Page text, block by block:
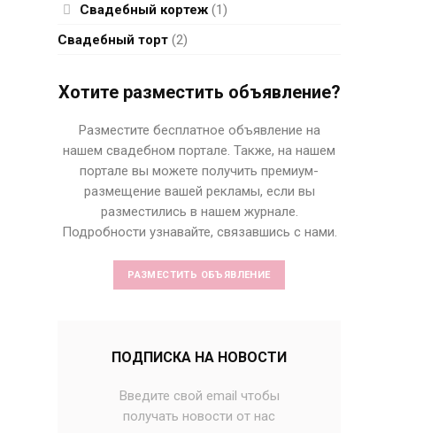
Свадебный кортеж (1)
Свадебный торт (2)
Хотите разместить объявление?
Разместите бесплатное объявление на
нашем свадебном портале. Также, на нашем
портале вы можете получить премиум-
размещение вашей рекламы, если вы
разместились в нашем журнале.
Подробности узнавайте, связавшись с нами.
РАЗМЕСТИТЬ ОБЪЯВЛЕНИЕ
ПОДПИСКА НА НОВОСТИ
Введите свой email чтобы
получать новости от нас